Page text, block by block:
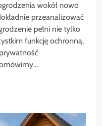
wokół nowo
przeanalizować
pełni nie tylko
funkcję ochronną,